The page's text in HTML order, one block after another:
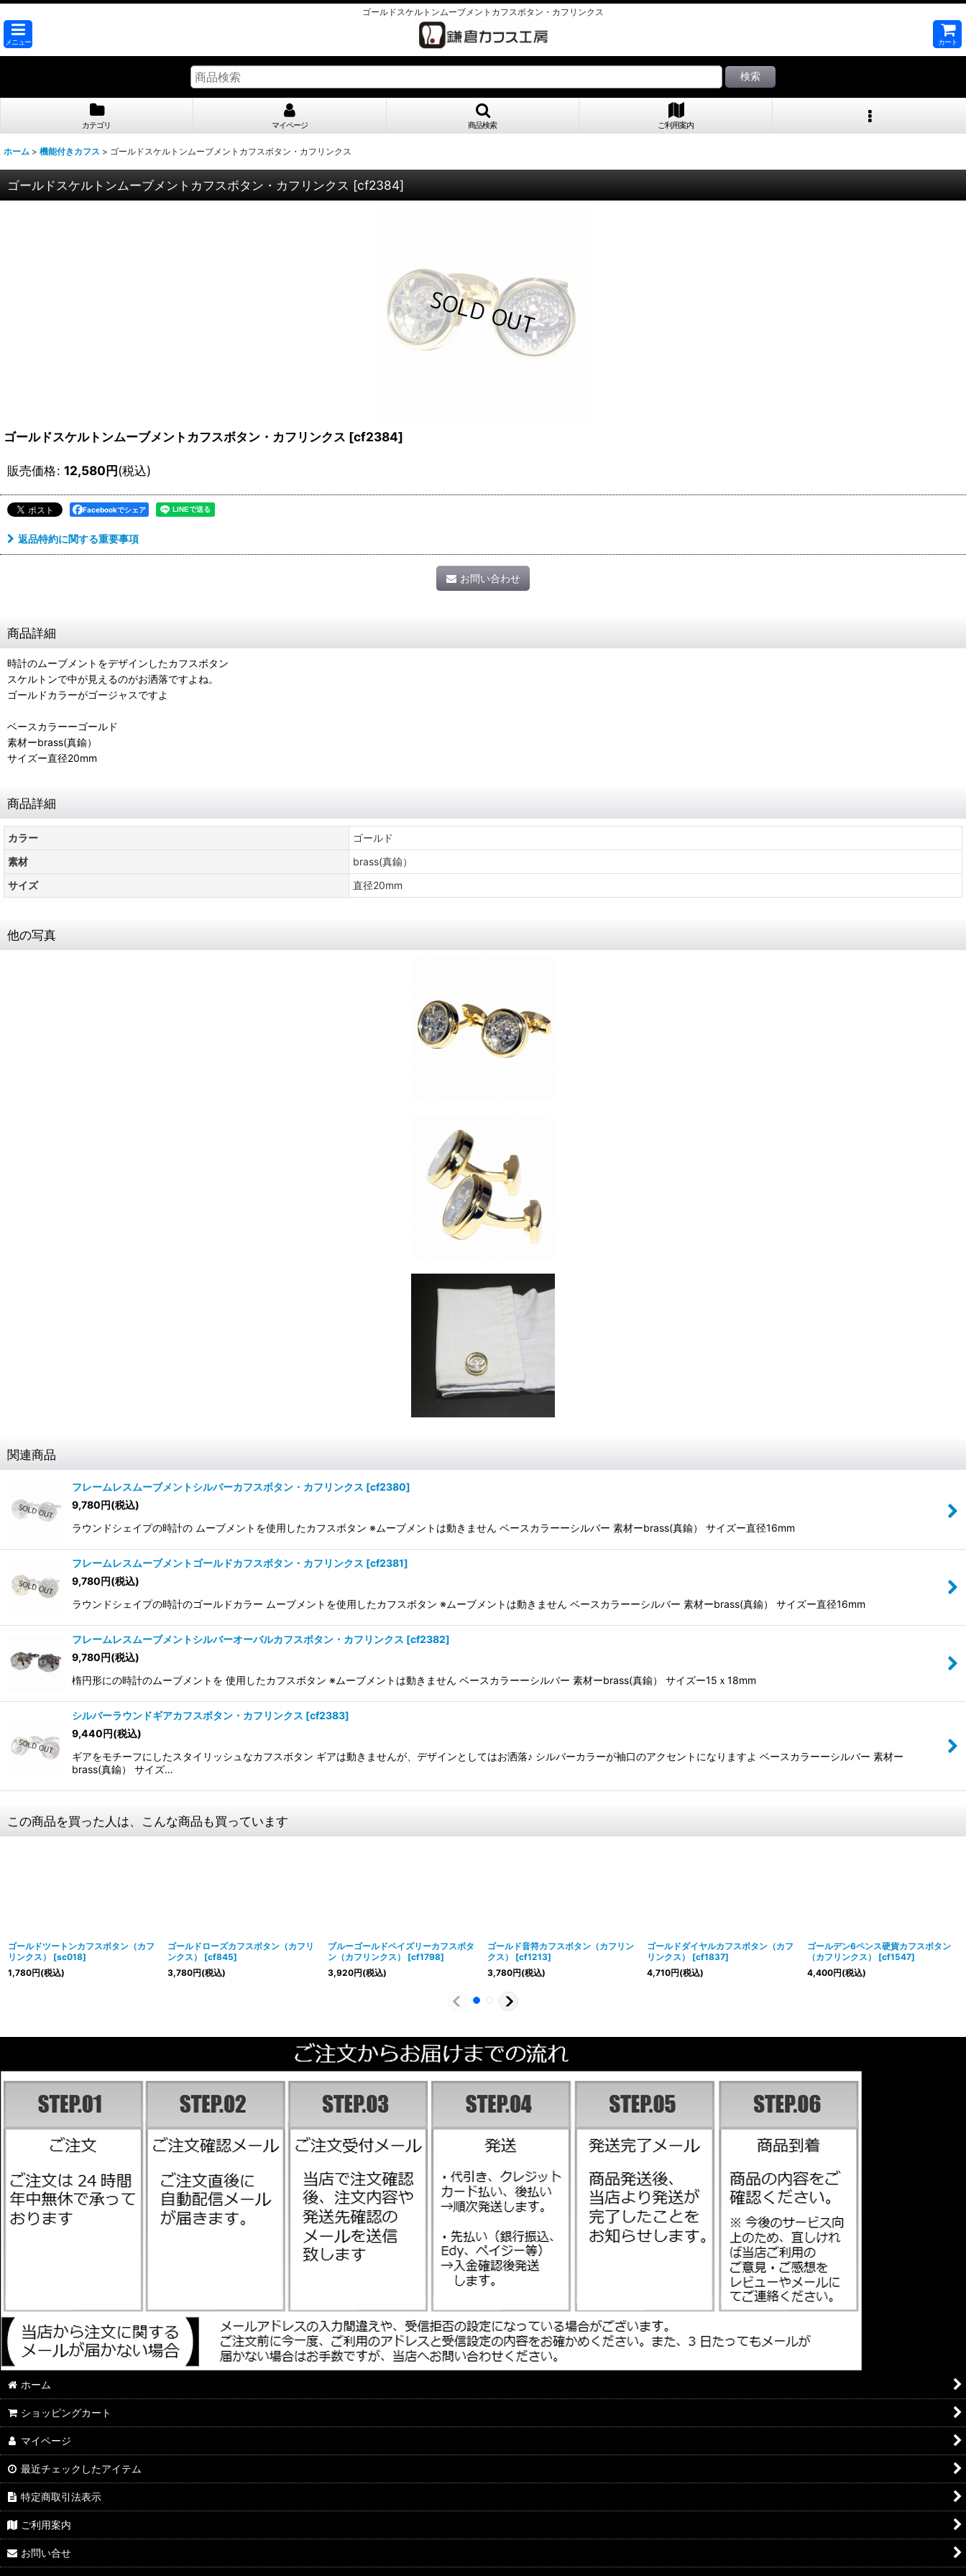
ゴールドスケルトンムーブメントカフスボタン・カフリンクス
メニュー カート
検索
カテゴリ マイページ 商品検索 ご利用案内
ホーム > 機能付きカフス > ゴールドスケルトンムーブメントカフスボタン・カフリンクス
ゴールドスケルトンムーブメントカフスボタン・カフリンクス [cf2384]
ゴールドスケルトンムーブメントカフスボタン・カフリンクス [cf2384]
販売価格: 12,580円(税込)
Facebookでシェア
返品特約に関する重要事項
お問い合わせ
商品詳細
時計のムーブメントをデザインしたカフスボタン
スケルトンで中が見えるのがお洒落ですよね。
ゴールドカラーがゴージャスですよ
ベースカラーーゴールド
素材ーbrass(真鍮）
サイズー直径20mm
商品詳細
カラー
ゴールド
素材
brass(真鍮）
サイズ
直径20mm
他の写真
関連商品
フレームレスムーブメントシルバーカフスボタン・カフリンクス [cf2380]
9,780円(税込)
ラウンドシェイプの時計の ムーブメントを使用したカフスボタン ※ムーブメントは動きません ベースカラーーシルバー 素材ーbrass(真鍮） サイズー直径16mm
フレームレスムーブメントゴールドカフスボタン・カフリンクス [cf2381]
9,780円(税込)
ラウンドシェイプの時計のゴールドカラー ムーブメントを使用したカフスボタン ※ムーブメントは動きません ベースカラーーシルバー 素材ーbrass(真鍮） サイズー直径16mm
フレームレスムーブメントシルバーオーバルカフスボタン・カフリンクス [cf2382]
9,780円(税込)
楕円形にの時計のムーブメントを 使用したカフスボタン ※ムーブメントは動きません ベースカラーーシルバー 素材ーbrass(真鍮） サイズー15ｘ18mm
シルバーラウンドギアカフスボタン・カフリンクス [cf2383]
9,440円(税込)
ギアをモチーフにしたスタイリッシュなカフスボタン ギアは動きませんが、デザインとしてはお洒落♪ シルバーカラーが袖口のアクセントになりますよ ベースカラーーシルバー 素材ー
brass(真鍮） サイズ…
この商品を買った人は、こんな商品も買っています
ゴールドツートンカフスボタン（カフ
リンクス）
[sc018]
1,780円(税込)
ゴールドローズカフスボタン（カフリ
ンクス）
[cf845]
3,780円(税込)
ブルーゴールドペイズリーカフスボタ
ン（カフリンクス）
[cf1798]
3,920円(税込)
ゴールド音符カフスボタン（カフリン
クス）
[cf1213]
3,780円(税込)
ゴールドダイヤルカフスボタン（カフ
リンクス）
[cf1837]
4,710円(税込)
ゴールデン6ペンス硬貨カフスボタン
（カフリンクス）
[cf1547]
4,400円(税込)
ホーム
ショッピングカート
マイページ
最近チェックしたアイテム
特定商取引法表示
ご利用案内
お問い合せ